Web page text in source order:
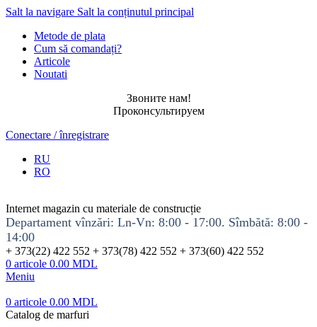
Salt la navigare Salt la conținutul principal
Metode de plata
Cum să comandați?
Articole
Noutati
Звоните нам!
Проконсультируем
Conectare / înregistrare
RU
RO
Internet magazin cu materiale de construcție
Departament vînzări: Ln-Vn: 8:00 - 17:00. Sîmbătă: 8:00 -
14:00
+ 373(22) 422 552 + 373(78) 422 552 + 373(60) 422 552
0 articole 0.00 MDL
Meniu
0 articole 0.00 MDL
Catalog de marfuri